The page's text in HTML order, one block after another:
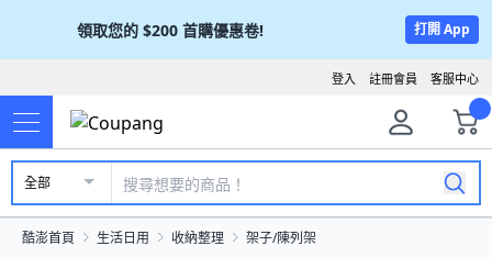
領取您的 $200 首購優惠卷! 打開 App
客服中心
註冊會員
登入
全部
酷澎首頁 生活日用 收納整理 架子/陳列架